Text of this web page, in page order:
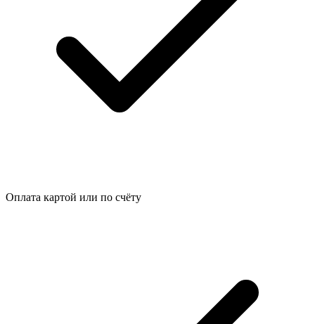
Оплата картой или по счёту